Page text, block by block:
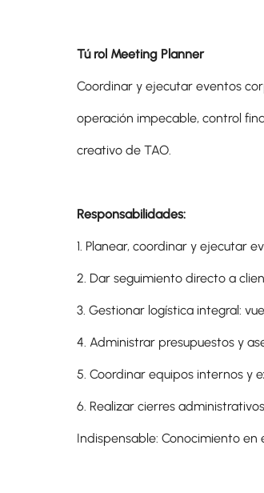
Tú rol Meeting Planner
Coordinar y ejecutar eventos
operación impecable, control
creativo de TAO.
Responsabilidades:
1. Planear, coordinar y ejecutar
2. Dar seguimiento directo a
3. Gestionar logística integral:
4. Administrar presupuestos y
5. Coordinar equipos internos y
6. Realizar cierres
Indispensable: Conocimiento en